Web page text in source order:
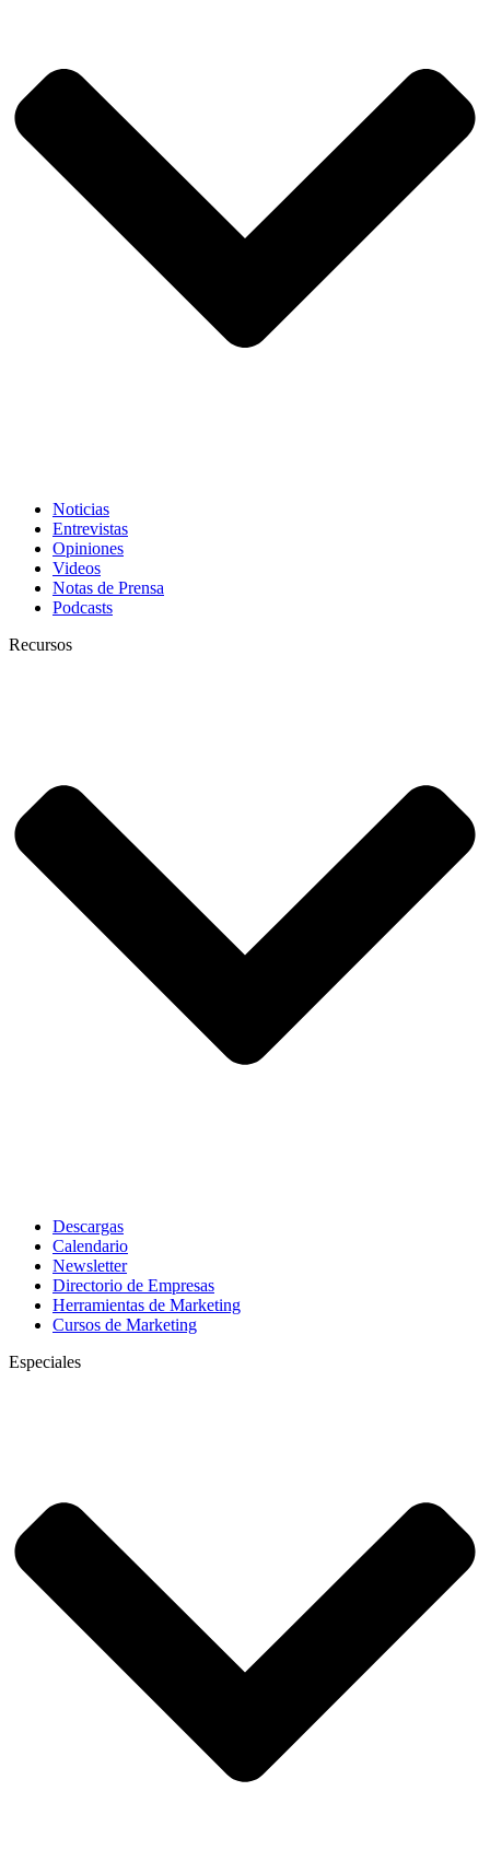
Noticias
Entrevistas
Opiniones
Videos
Notas de Prensa
Podcasts
Recursos
Descargas
Calendario
Newsletter
Directorio de Empresas
Herramientas de Marketing
Cursos de Marketing
Especiales